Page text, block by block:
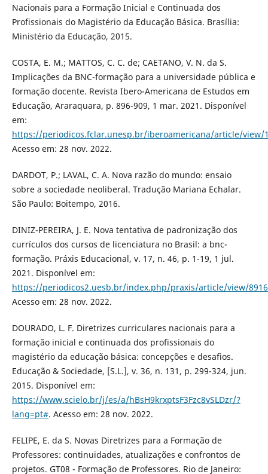
Nacionais para a Formação Inicial e Continuada dos
Profissionais do Magistério da Educação Básica. Brasília:
Ministério da Educação, 2015.
COSTA, E. M.; MATTOS, C. C. de; CAETANO, V. N. da S.
Implicações da BNC-formação para a universidade pública e
formação docente. Revista Ibero-Americana de Estudos em
Educação, Araraquara, p. 896-909, 1 mar. 2021. Disponível
em:
https://periodicos.fclar.unesp.br/iberoamericana/article/view/
Acesso em: 28 nov. 2022.
DARDOT, P.; LAVAL, C. A. Nova razão do mundo: ensaio
sobre a sociedade neoliberal. Tradução Mariana Echalar.
São Paulo: Boitempo, 2016.
DINIZ-PEREIRA, J. E. Nova tentativa de padronização dos
currículos dos cursos de licenciatura no Brasil: a bnc-
formação. Práxis Educacional, v. 17, n. 46, p. 1-19, 1 jul.
2021. Disponível em:
https://periodicos2.uesb.br/index.php/praxis/article/view/8916
Acesso em: 28 nov. 2022.
DOURADO, L. F. Diretrizes curriculares nacionais para a
formação inicial e continuada dos profissionais do
magistério da educação básica: concepções e desafios.
Educação & Sociedade, [S.L.], v. 36, n. 131, p. 299-324, jun.
2015. Disponível em:
https://www.scielo.br/j/es/a/hBsH9krxptsF3Fzc8vSLDzr/?
lang=pt#. Acesso em: 28 nov. 2022.
FELIPE, E. da S. Novas Diretrizes para a Formação de
Professores: continuidades, atualizações e confrontos de
projetos. GT08 - Formação de Professores. Rio de Janeiro: